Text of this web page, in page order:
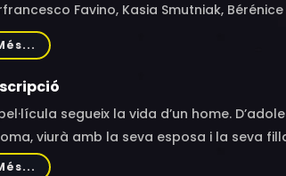
Favino, Kasia Smutniak,
Porcaroli, Massimo Ceccherini,
Moretti, Rausy Giangaré, Niccolò Profeti,
segueix la vida d’un home.
viurà amb la seva esposa i la seva
als continus canvis i cops del destí.